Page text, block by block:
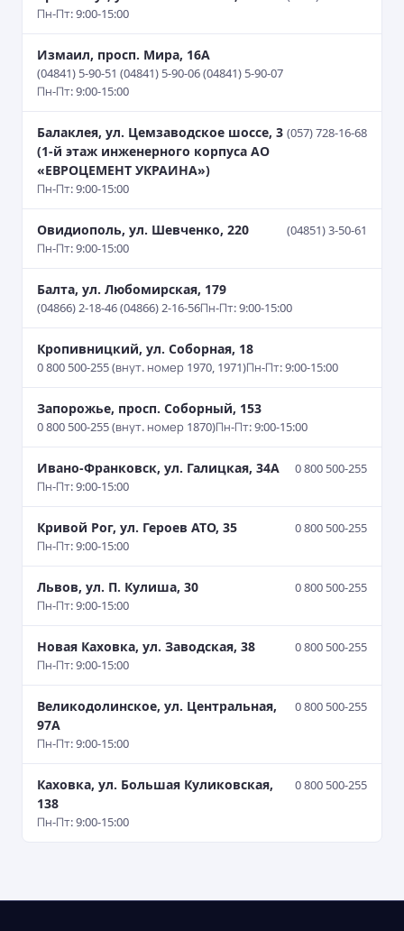
Пн-Пт: 9:00-15:00
Измаил, просп. Мира, 16А
(04841) 5-90-51 (04841) 5-90-06 (04841) 5-90-07
Пн-Пт: 9:00-15:00
Балаклея, ул. Цемзаводское шоссе, 3
(1-й этаж инженерного корпуса АО
«ЕВРОЦЕМЕНТ УКРАИНА»)
(057) 728-16-68
Пн-Пт: 9:00-15:00
Овидиополь, ул. Шевченко, 220
(04851) 3-50-61
Пн-Пт: 9:00-15:00
Балта, ул. Любомирская, 179
(04866) 2-18-46 (04866) 2-16-56Пн-Пт: 9:00-15:00
Кропивницкий, ул. Соборная, 18
0 800 500-255 (внут. номер 1970, 1971)Пн-Пт: 9:00-15:00
Запорожье, просп. Соборный, 153
0 800 500-255 (внут. номер 1870)Пн-Пт: 9:00-15:00
Ивано-Франковск, ул. Галицкая, 34А
0 800 500-255
Пн-Пт: 9:00-15:00
Кривой Рог, ул. Героев АТО, 35
0 800 500-255
Пн-Пт: 9:00-15:00
Львов, ул. П. Кулиша, 30
0 800 500-255
Пн-Пт: 9:00-15:00
Новая Каховка, ул. Заводская, 38
0 800 500-255
Пн-Пт: 9:00-15:00
Великодолинское, ул. Центральная,
97А
0 800 500-255
Пн-Пт: 9:00-15:00
Каховка, ул. Большая Куликовская,
138
0 800 500-255
Пн-Пт: 9:00-15:00